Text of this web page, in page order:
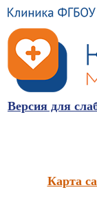
Версия для
Карта